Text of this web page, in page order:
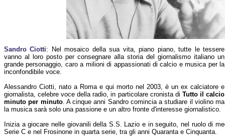
Sandro Ciotti: Nel mosaico della sua vita, piano piano, tutte le tessere
vanno al loro posto per consegnare alla storia del giornalismo italiano un
grande personaggio, caro a milioni di appassionati di calcio e musica per la
inconfondibile voce.
Alessandro Ciotti, nato a Roma e qui morto nel 2003, è un ex calciatore e
giornalista, celebre voce della radio, in particolare cronista di Tutto il calcio
minuto per minuto. A cinque anni Sandro comincia a studiare il violino ma
la musica sarà solo una passione e un altro fronte d'interesse giornalistico.
Inizia a giocare nelle giovanili della S.S. Lazio e in seguito, nel ruolo di
Serie C e nel Frosinone in quarta serie, tra gli anni Quaranta e Cinquanta.